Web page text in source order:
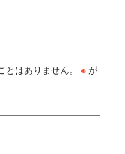
はありません。 ※ が